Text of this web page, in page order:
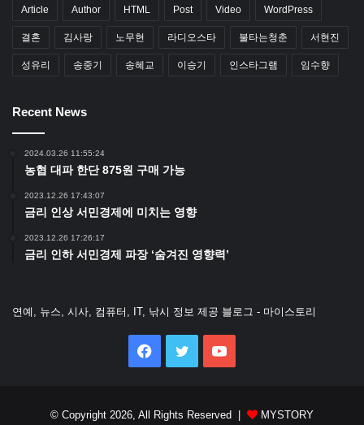
Article Author HTML Post Video WordPress
결혼 김사랑 노무현 라디오스타 불타는청춘 서현진
성유리 송중기 송혜교 이승기 인스타그램 임수향
Recent News
2024.03.26 11:55:24
농협 대파 한단 875원 구매 가능
2023.12.26 17:43:07
금리 인상 서민경제에 미치는 영향
2023.12.26 17:26:17
금리 인하 서민경제 파장 ‘숨겨진 영향력’
연예, 뉴스, 시사, 컴퓨터, IT, 낚시 정보 제공 블로그 - 마이스토리
Facebook
Twitter
© Copyright 2026, All Rights Reserved | MYSTORY